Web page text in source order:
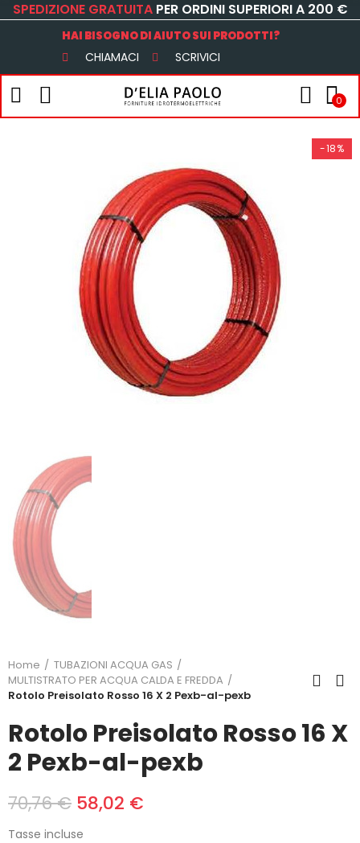
SPEDIZIONE GRATUITA PER ORDINI SUPERIORI A 200 €
HAI BISOGNO DI AIUTO SUI PRODOTTI?
CHIAMACI SCRIVICI
0
-18%
Home
TUBAZIONI ACQUA GAS
MULTISTRATO PER ACQUA CALDA E FREDDA
Rotolo Preisolato Rosso 16 X 2 Pexb-al-pexb
Rotolo Preisolato Rosso 16 X
2 Pexb-al-pexb
70,76 € 58,02 €
Tasse incluse